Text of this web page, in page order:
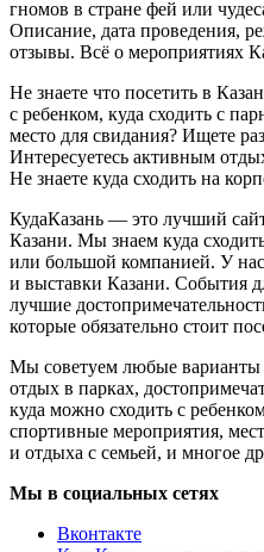
гномов в стране фей или
Описание, дата проведения,
отзывы. Всё о мероприятиях
Не знаете что посетить в
с ребенком, куда сходить с
место для свидания? Ищете
Интересуетесь активным
Не знаете куда сходить на
КудаКазань — это лучший
Казани. Мы знаем куда
или большой компанией. У
и выставки Казани. События
лучшие
которые обязательно стоит
Мы советуем любые
отдых в парках,
куда можно сходить с
спортивные мероприятия,
и отдыха с семьей, и многое
Мы в социальных сетях
Вконтакте